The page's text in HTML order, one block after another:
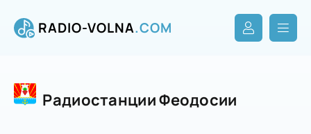
RADIO-VOLNA.COM
Радиостанции Феодосии